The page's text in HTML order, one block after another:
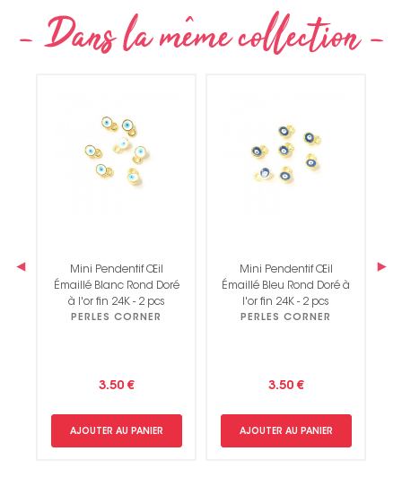
Mini Pendentif Œil
Émaillé Blanc Rond Doré
à l'or fin 24K - 2 pcs
PERLES CORNER
3.50 €
AJOUTER AU PANIER
Mini Pendentif Œil
Émaillé Bleu Rond Doré à
l'or fin 24K - 2 pcs
PERLES CORNER
3.50 €
AJOUTER AU PANIER
‹ ›